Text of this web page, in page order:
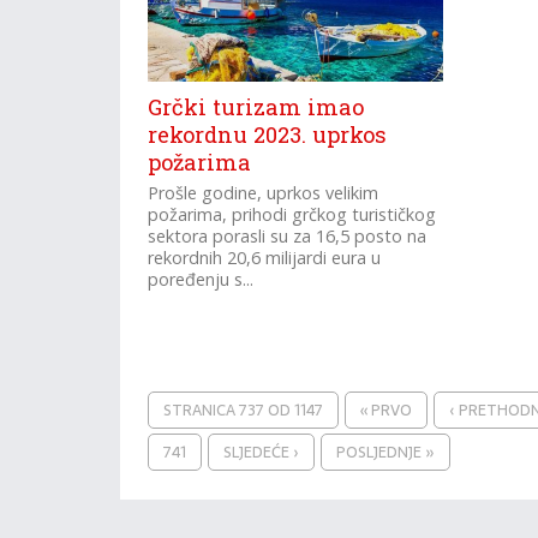
Grčki turizam imao
rekordnu 2023. uprkos
požarima
Prošle godine, uprkos velikim
požarima, prihodi grčkog turističkog
sektora porasli su za 16,5 posto na
rekordnih 20,6 milijardi eura u
poređenju s...
STRANICA 737 OD 1147 « PRVO ‹
741
SLJEDEĆE › POSLJEDNJE »